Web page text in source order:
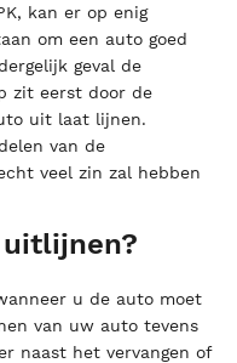
kan er op enig
om een auto goed
geval de
zit eerst door de
uit laat lijnen.
van de
veel zin zal hebben
u de auto moet
van uw auto tevens
naast het vervangen of